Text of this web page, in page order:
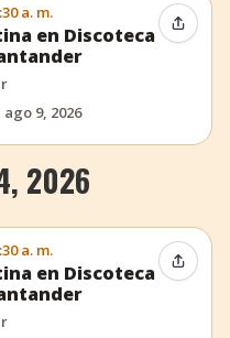
a. m.
en Discoteca
9, 2026
2026
a. m.
en Discoteca